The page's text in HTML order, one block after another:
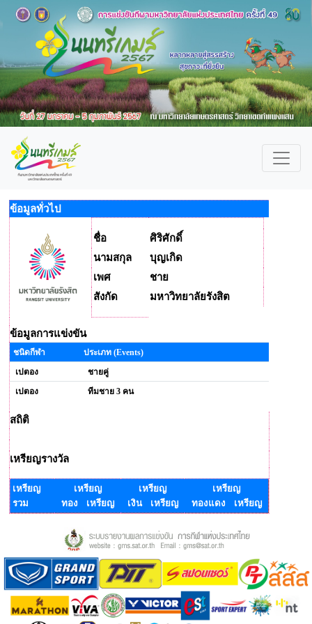
ข้อมูลทั่วไป
ชื่อ
ศิริศักดิ์
นามสกุล
บุญเกิด
เพศ
ชาย
สังกัด
มหาวิทยาลัยรังสิต
ข้อมูลการแข่งขัน
ชนิดกีฬา
ประเภท (Events)
เปตอง
ชายคู่
เปตอง
ทีมชาย 3 คน
สถิติ
เหรียญรางวัล
เหรียญ
รวม
เหรียญ
ทอง เหรียญ
เหรียญ
เงิน เหรียญ
เหรียญ
ทองแดง เหรียญ